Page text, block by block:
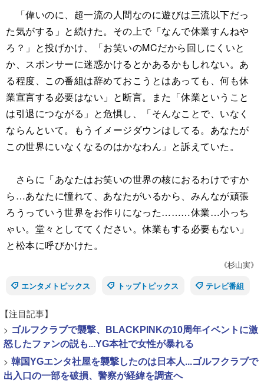
「偉いのに、超一流の人間なのに遊びは三流以下だっ
た気がする」と続けた。その上で「なんで休業すんねや
ろ？」と投げかけ、「お笑いのMCだから回しにくいと
か、スポンサーに迷惑かけるとかあるかもしれない。あ
る程度、この番組は辞めておこうとはあっても、何も休
業宣言する必要はない」と断言。また「休業ということ
は引退につながる」と危惧し、「そんなことで、いなく
ならんといて。もうイメージダウンはしてる。あなたが
この世界にいなくなるのはかなわん」と訴えていた。
さらに「あなたはお笑いの世界の核におるわけですか
ら…あなたに憧れて、あなたがいるから、みんなが頑張
ろうっていう世界をお作りになった………休業…小っち
ゃい。堂々としててください。休業もする必要もない」
と松本に呼びかけた。
《杉山実》
エンタメトピックス
トップトピックス テレビ番組
【注目記事】
> ゴルフクラブで襲撃、BLACKPINKの10周年イベントに激
怒したファンの説も...YG本社で女性が暴れる
> 韓国YGエンタ社屋を襲撃したのは日本人...ゴルフクラブで
出入口の一部を破損、警察が経緯を調査へ